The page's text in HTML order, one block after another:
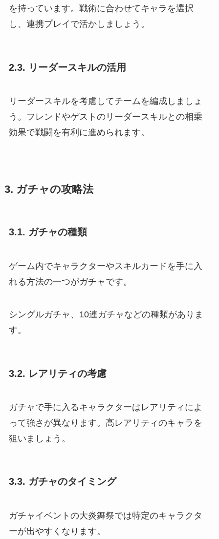
を持っています。戦術に合わせてキャラを選択
し、連携プレイで活かしましょう。
2.3. リーダースキルの活用
リーダースキルを考慮してチームを編成しましょ
う。フレンドやゲストのリーダースキルとの相乗
効果で戦闘を有利に進められます。
3. ガチャの攻略法
3.1. ガチャの種類
ゲーム内でキャラクターやスキルカードを手に入
れる方法の一つがガチャです。
シングルガチャ、10連ガチャなどの種類がありま
す。
3.2. レアリティの考慮
ガチャで手に入るキャラクターはレアリティによ
って強さが異なります。高レアリティのキャラを
狙いましょう。
3.3. ガチャのタイミング
ガチャイベントの大炎舞祭では特定のキャラクタ
ーが出やすくなります。